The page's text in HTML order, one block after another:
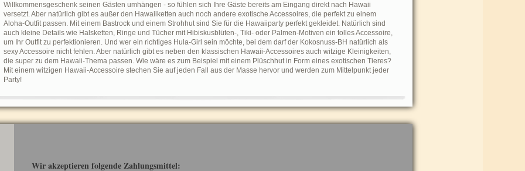
Willkommensgeschenk seinen Gästen umhängen - so fühlen sich Ihre Gäste bereits am Eingang direkt nach Hawaii
versetzt. Aber natürlich gibt es außer den Hawaiiketten auch noch andere exotische Accessoires, die perfekt zu einem
Aloha-Outfit passen. Mit einem Bastrock und einem Strohhut sind Sie für die Hawaiiparty perfekt gekleidet. Natürlich sind
auch kleine Details wie Halsketten, Ringe und Tücher mit Hibiskusblüten-, Tiki- oder Palmen-Motiven ein tolles Accessoire,
um Ihr Outfit zu perfektionieren. Und wer ein richtiges Hula-Girl sein möchte, bei dem darf der Kokosnuss-BH natürlich als
sexy Accessoire nicht fehlen. Aber natürlich gibt es neben den klassischen Hawaii-Accessoires auch witzige Kleinigkeiten,
die super zu dem Hawaii-Thema passen. Wie wäre es zum Beispiel mit einem Plüschhut in Form eines exotischen Tieres?
Mit einem witzigen Hawaii-Accessoire stechen Sie auf jeden Fall aus der Masse hervor und werden zum Mittelpunkt jeder
Party!
Wir akzeptieren folgende Zahlungsmittel: